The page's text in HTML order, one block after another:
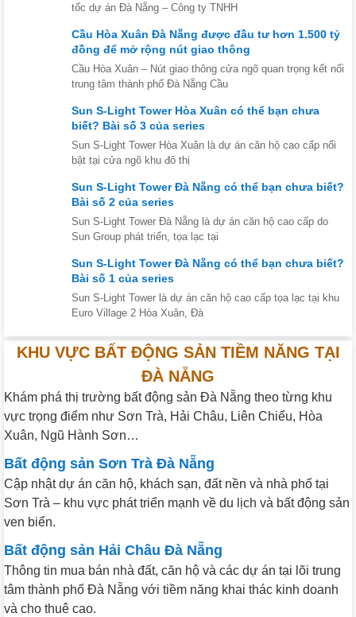
tốc dự án Đà Nẵng – Công ty TNHH
Cầu Hòa Xuân Đà Nẵng được đầu tư hơn 1.500 tỷ
đồng để mở rộng nút giao thông
Cầu Hòa Xuân – Nút giao thông cửa ngõ quan trọng kết nối
trung tâm thành phố Đà Nẵng Cầu
Sun S-Light Tower Hòa Xuân có thể bạn chưa
biết? Bài số 3 của series
Sun S-Light Tower Hòa Xuân là dự án căn hộ cao cấp nổi
bật tại cửa ngõ khu đô thị
Sun S-Light Tower Đà Nẵng có thể bạn chưa biết?
Bài số 2 của series
Sun S-Light Tower Đà Nẵng là dự án căn hộ cao cấp do
Sun Group phát triển, tọa lạc tại
Sun S-Light Tower Đà Nẵng có thể bạn chưa biết?
Bài số 1 của series
Sun S-Light Tower là dự án căn hộ cao cấp tọa lạc tại khu
Euro Village 2 Hòa Xuân, Đà
KHU VỰC BẤT ĐỘNG SẢN TIỀM NĂNG TẠI
ĐÀ NẴNG
Khám phá thị trường bất động sản Đà Nẵng theo từng khu
vực trọng điểm như Sơn Trà, Hải Châu, Liên Chiểu, Hòa
Xuân, Ngũ Hành Sơn…
Bất động sản Sơn Trà Đà Nẵng
Cập nhật dự án căn hộ, khách sạn, đất nền và nhà phố tại
Sơn Trà – khu vực phát triển mạnh về du lịch và bất động sản
ven biển.
Bất động sản Hải Châu Đà Nẵng
Thông tin mua bán nhà đất, căn hộ và các dự án tại lõi trung
tâm thành phố Đà Nẵng với tiềm năng khai thác kinh doanh
và cho thuê cao.